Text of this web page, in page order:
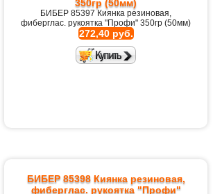
350гр (50мм)
БИБЕР 85397 Киянка резиновая,
фиберглас. рукоятка "Профи" 350гр (50мм)
272,40 руб.
БИБЕР 85398 Киянка резиновая,
фиберглас. рукоятка "Профи"